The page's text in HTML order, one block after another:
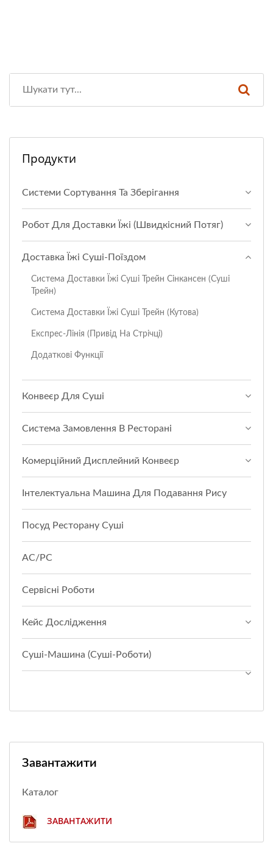
Продукти
Системи Сортування Та Зберігання
Робот Для Доставки Їжі (Швидкісний Потяг)
Доставка Їжі Суші-Поїздом
Система Доставки Їжі Суші Трейн Сінкансен (Суші
Трейн)
Система Доставки Їжі Суші Трейн (Кутова)
Експрес-Лінія (привід На Стрічці)
Додаткові Функції
Конвеєр Для Суші
Система Замовлення В Ресторані
Комерційний Дисплейний Конвеєр
Інтелектуальна Машина Для Подавання Рису
Посуд Ресторану Суші
АС/РС
Сервісні Роботи
Кейс Дослідження
Суші-Машина (суші-Роботи)
Завантажити
Каталог
ЗАВАНТАЖИТИ